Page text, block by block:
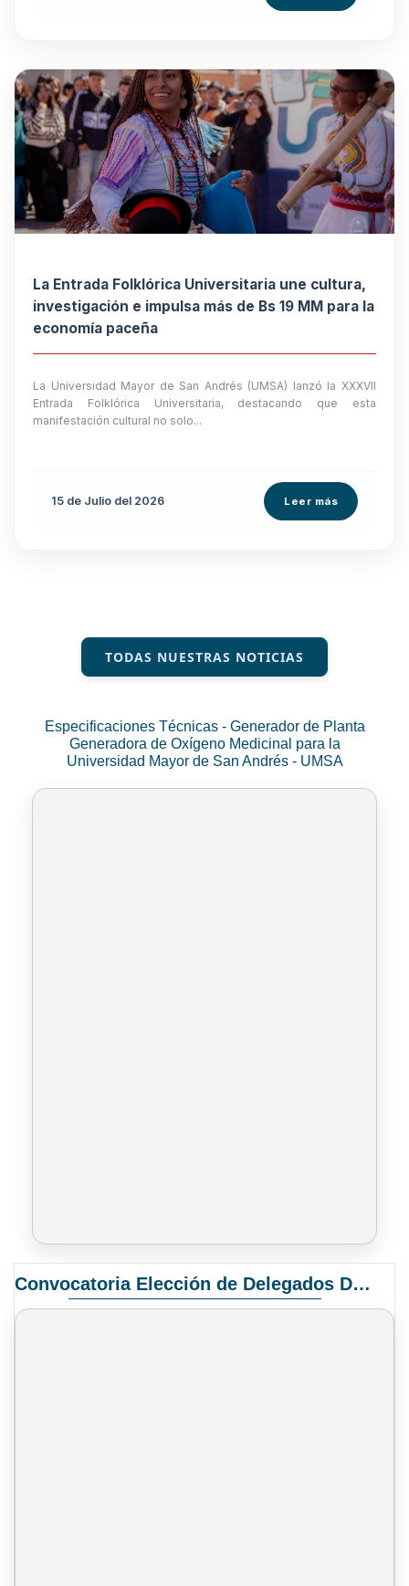
La Entrada Folklórica Universitaria une cultura,
investigación e impulsa más de Bs 19 MM para la
economía paceña
La Universidad Mayor de San Andrés (UMSA) lanzó la XXXVII
Entrada Folklórica Universitaria, destacando que esta
manifestación cultural no solo...
15 de Julio del 2026 Leer más
TODAS NUESTRAS NOTICIAS
Especificaciones Técnicas - Generador de Planta
Generadora de Oxígeno Medicinal para la
Universidad Mayor de San Andrés - UMSA
Convocatoria Elección de Delegados Docentes para el XIV Congreso Nacional de Universidades